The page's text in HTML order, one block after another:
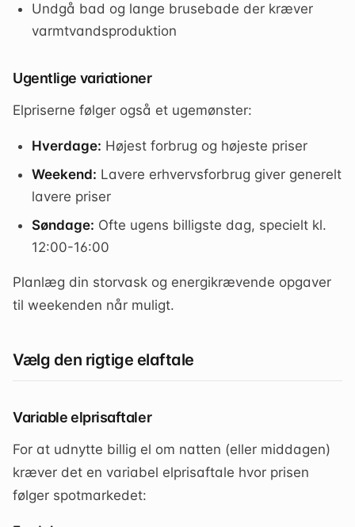
Undgå bad og lange brusebade der kræver
varmtvandsproduktion
Ugentlige variationer
Elpriserne følger også et ugemønster:
Hverdage: Højest forbrug og højeste priser
Weekend: Lavere erhvervsforbrug giver generelt
lavere priser
Søndage: Ofte ugens billigste dag, specielt kl.
12:00-16:00
Planlæg din storvask og energikrævende opgaver
til weekenden når muligt.
Vælg den rigtige elaftale
Variable elprisaftaler
For at udnytte billig el om natten (eller middagen)
kræver det en variabel elprisaftale hvor prisen
følger spotmarkedet: